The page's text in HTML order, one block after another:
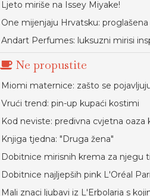
Ljeto miriše na Issey Miyake!
One mijenjaju Hrvatsku:
Andart Perfumes: luksuzni mirisi
Ne propustite
Miomi maternice: zašto se
Vrući trend: pin-up kupaći kostimi
Kod neviste: predivna cvjetna
Knjiga tjedna: "Druga žena"
Dobitnice mirisnih krema za njegu
Dobitnice najljepših pink L'Oréal
Mali znaci ljubavi iz L'Erbolaria s